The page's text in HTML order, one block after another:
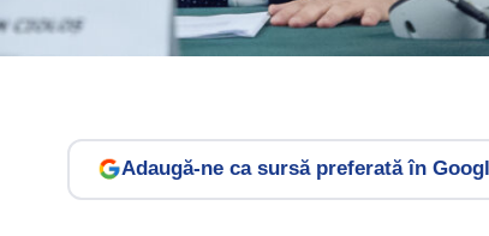
Adaugă-ne ca sursă preferată în